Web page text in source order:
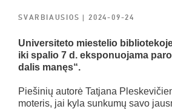
SVARBIAUSIOS| 2024-09-24
Universiteto miestelio
iki spalio 7 d. eksponuojama
dalis manęs“.
Piešinių autorė Tatjana
moteris, jai kyla sunkumų savo